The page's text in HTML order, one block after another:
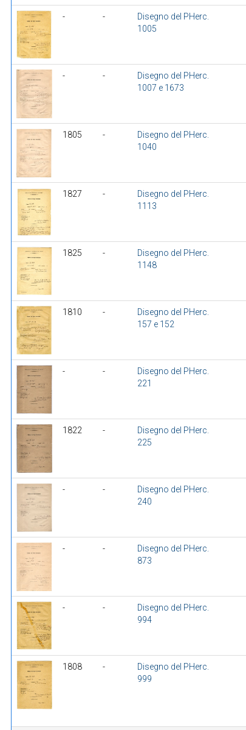
- -
Disegno del PHerc.
1005
- -
Disegno del PHerc.
1007 e 1673
1805 -
Disegno del PHerc.
1040
1827 -
Disegno del PHerc.
1113
1825 -
Disegno del PHerc.
1148
1810 -
Disegno del PHerc.
157 e 152
- -
Disegno del PHerc.
221
1822 -
Disegno del PHerc.
225
- -
Disegno del PHerc.
240
- -
Disegno del PHerc.
873
- -
Disegno del PHerc.
994
1808 -
Disegno del PHerc.
999